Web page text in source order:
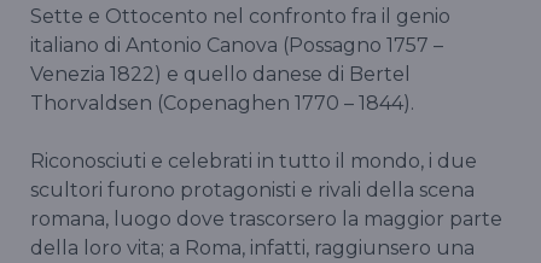
Sette e Ottocento nel confronto fra il genio
italiano di Antonio Canova (Possagno 1757 –
Venezia 1822) e quello danese di Bertel
Thorvaldsen (Copenaghen 1770 – 1844).
Riconosciuti e celebrati in tutto il mondo, i due
scultori furono protagonisti e rivali della scena
romana, luogo dove trascorsero la maggior parte
della loro vita; a Roma, infatti, raggiunsero una